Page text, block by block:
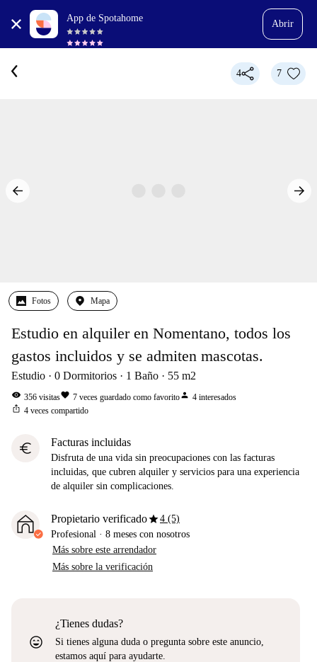
App de Spotahome
Abrir
4 7
Fotos Mapa
Estudio en alquiler en Nomentano, todos los
gastos incluidos y se admiten mascotas.
Estudio 0 Dormitorios 1 Baño 55 m2
visibility 356 visitasfavorite 7 veces guardado como favoritoperson 4 interesados
ios_share 4 veces compartido
euro Facturas incluidas
Disfruta de una vida sin preocupaciones con las facturas
incluidas, que cubren alquiler y servicios para una experiencia
de alquiler sin complicaciones.
Propietario verificadostar4 (5)
Profesional · 8 meses con nosotros
Más sobre este arrendador
Más sobre la verificación
sentiment_very_satisfied
¿Tienes dudas?
Si tienes alguna duda o pregunta sobre este anuncio,
estamos aquí para ayudarte.